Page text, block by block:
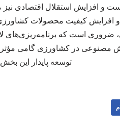
افزایش استقلال اقتصادی نیز
کیفیت محصولات کشاورزی
ضروری است که برنامه‌ریزی‌های
مصنوعی در کشاورزی گامی مؤثر
توسعه پایدار این